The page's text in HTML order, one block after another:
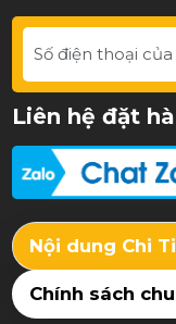
Liên hệ đặt
Nội dung Chi
Chính sách